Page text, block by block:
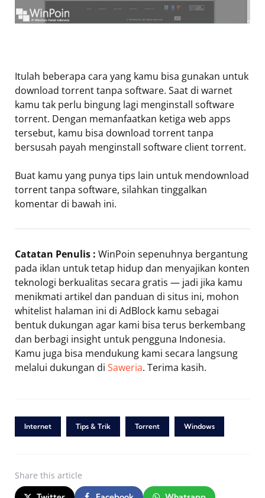
Itulah beberapa cara yang kamu bisa gunakan untuk
download torrent tanpa software. Saat di warnet
kamu tak perlu bingung lagi menginstall software
torrent. Dengan memanfaatkan ketiga web apps
tersebut, kamu bisa download torrent tanpa
bersusah payah menginstall software client torrent.
Buat kamu yang punya tips lain untuk mendownload
torrent tanpa software, silahkan tinggalkan
komentar di bawah ini.
Catatan Penulis : WinPoin sepenuhnya bergantung
pada iklan untuk tetap hidup dan menyajikan konten
teknologi berkualitas secara gratis — jadi jika kamu
menikmati artikel dan panduan di situs ini, mohon
whitelist halaman ini di AdBlock kamu sebagai
bentuk dukungan agar kami bisa terus berkembang
dan berbagi insight untuk pengguna Indonesia.
Kamu juga bisa mendukung kami secara langsung
melalui dukungan di Saweria. Terima kasih.
Internet Tips & Trik Torrent Windows
Share this article